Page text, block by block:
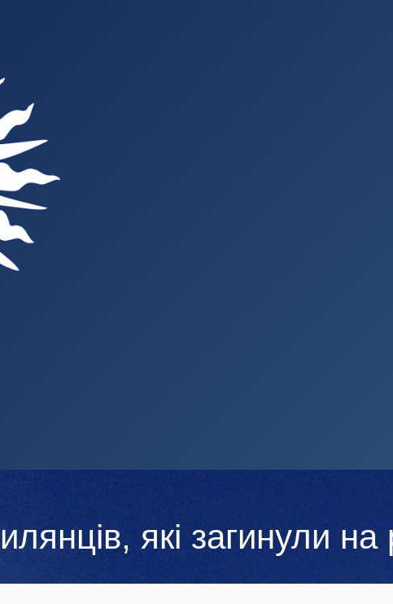
які загинули на